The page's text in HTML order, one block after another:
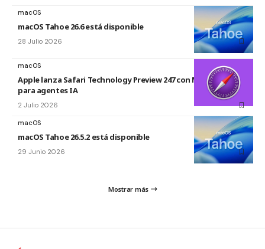
macOS
macOS Tahoe 26.6 está disponible
28 Julio 2026
macOS
Apple lanza Safari Technology Preview 247 con MCP Server
para agentes IA
2 Julio 2026
macOS
macOS Tahoe 26.5.2 está disponible
29 Junio 2026
Mostrar más